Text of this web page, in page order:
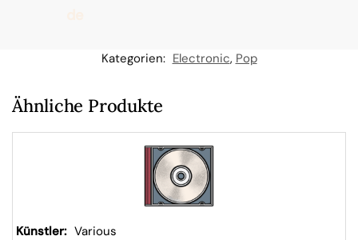
W
kor
Kategorien: Electronic, Pop
Ähnliche Produkte
Various